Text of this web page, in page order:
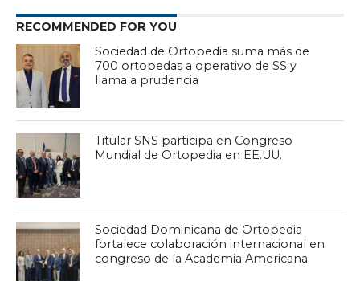
RECOMMENDED FOR YOU
Sociedad de Ortopedia suma más de
700 ortopedas a operativo de SS y
llama a prudencia
Titular SNS participa en Congreso
Mundial de Ortopedia en EE.UU.
Sociedad Dominicana de Ortopedia
fortalece colaboración internacional en
congreso de la Academia Americana